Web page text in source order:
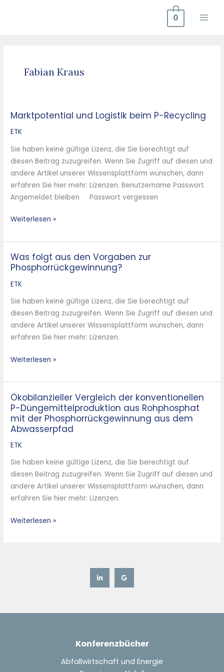
0
Fabian Kraus
Marktpotential und Logistik beim P-Recycling
ETK
Sie haben keine gültige Lizenz, die Sie berechtigt auf
diesen Beitrag zuzugreifen. Wenn Sie Zugriff auf diesen und
andere Artikel unserer Wissensplattform wünschen, dann
erfahren Sie hier mehr: Lizenzen. Benutzername Passwort
Angemeldet bleiben Passwort vergessen
Marktpotential
und
beim
P-
Recycling
Weiterlesen »
Was folgt aus den Vorgaben zur
Phosphorrückgewinnung?
ETK
Sie haben keine gültige Lizenz, die Sie berechtigt auf
diesen Beitrag zuzugreifen. Wenn Sie Zugriff auf diesen und
andere Artikel unserer Wissensplattform wünschen, dann
erfahren Sie hier mehr: Lizenzen.
Was
folgt
aus
Vorgaben
zur
Phosphorrückgewinnung?
Weiterlesen »
Ökobilanzieller Vergleich der konventionellen
P-Düngemittelproduktion aus Rohphosphat
mit der Phosphorrückgewinnung aus dem
Abwasserpfad
ETK
Sie haben keine gültige Lizenz, die Sie berechtigt auf
diesen Beitrag zuzugreifen. Wenn Sie Zugriff auf diesen und
andere Artikel unserer Wissensplattform wünschen, dann
erfahren Sie hier mehr: Lizenzen.
Ökobilanzieller
Vergleich
der
konventionellen
P-
Düngemittelproduktion
aus
Rohphosphat
mit
Phosphorrückgewinnung
Weiterlesen »
Konferenzbücher
Abfallwirtschaft und Energie